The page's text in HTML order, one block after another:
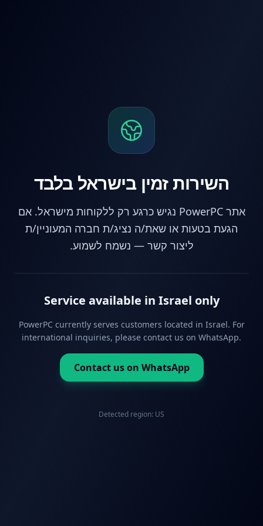
השירות זמין בישראל בלבד
אתר PowerPC נגיש כרגע רק ללקוחות מישראל. אם
הגעת בטעות או שאת/ה נציג/ת חברה המעוניין/ת
ליצור קשר — נשמח לשמוע.
Service available in Israel only
PowerPC currently serves customers located in Israel. For
international inquiries, please contact us on WhatsApp.
Contact us on WhatsApp
Detected region: US